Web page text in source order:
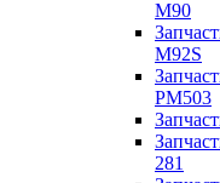
M90
M92S
PM503
281